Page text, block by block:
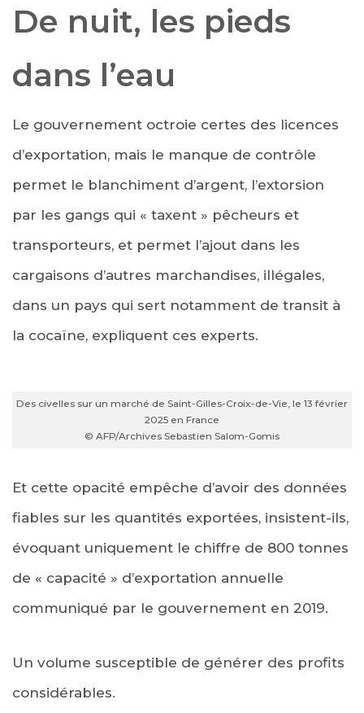
De nuit, les pieds
dans l’eau
Le gouvernement octroie certes des licences
d’exportation, mais le manque de contrôle
permet le blanchiment d’argent, l’extorsion
par les gangs qui « taxent » pêcheurs et
transporteurs, et permet l’ajout dans les
cargaisons d’autres marchandises, illégales,
dans un pays qui sert notamment de transit à
la cocaïne, expliquent ces experts.
Des civelles sur un marché de Saint-Gilles-Croix-de-Vie, le 13 février
2025 en France
© AFP/Archives Sebastien Salom-Gomis
Et cette opacité empêche d’avoir des données
fiables sur les quantités exportées, insistent-ils,
évoquant uniquement le chiffre de 800 tonnes
de « capacité » d’exportation annuelle
communiqué par le gouvernement en 2019.
Un volume susceptible de générer des profits
considérables.